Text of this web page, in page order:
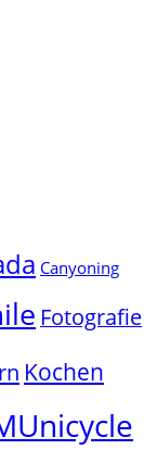
Canyoning
Fotografie
Kochen